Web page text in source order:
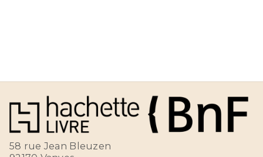
58 rue Jean Bleuzen